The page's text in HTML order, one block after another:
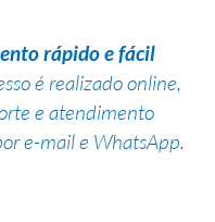
rápido e fácil
é realizado online,
e atendimento
e-mail e WhatsApp.